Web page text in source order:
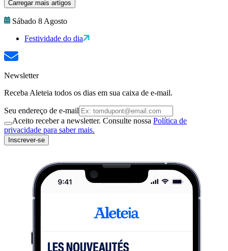
Carregar mais artigos
Sábado 8 Agosto
Festividade do dia
Newsletter
Receba Aleteia todos os dias em sua caixa de e-mail.
Seu endereço de e-mail
Aceito receber a newsletter. Consulte nossa Política de
privacidade para saber mais.
Inscrever-se